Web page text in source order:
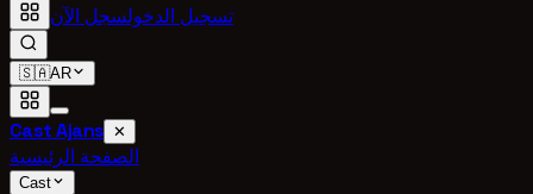
تسجيل الدخولسجل الآن
🇸🇦AR
Cast Ajans ✕
الصفحة الرئيسية
Cast